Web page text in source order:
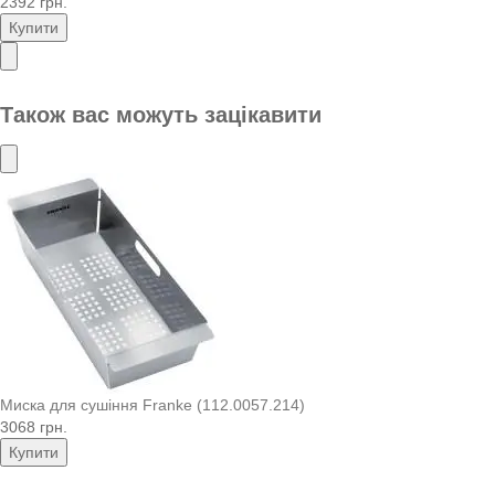
Купити
Також вас можуть зацікавити
Миска для сушіння Franke (112.0057.214)
3068 грн.
Купити